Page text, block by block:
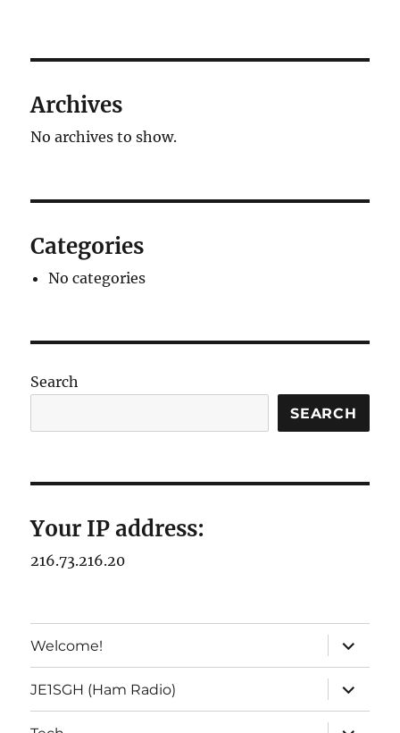
Archives
No archives to show.
Categories
No categories
Search
SEARCH
Your IP address:
216.73.216.20
Welcome!
expand
child
menu
JE1SGH (Ham Radio)
expand
child
menu
expand